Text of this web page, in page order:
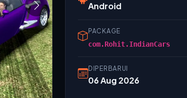
Android
PACKAGE
com.Rohit.IndianCars
DIPERBARUI
06 Aug 2026